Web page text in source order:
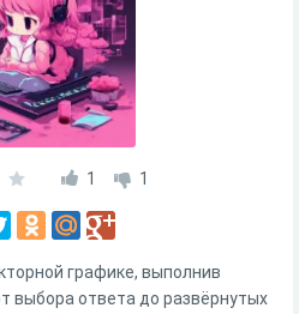
1 1
графике, выполнив
выбора ответа до развёрнутых